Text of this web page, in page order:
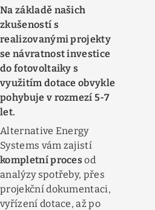
Na základě našich
zkušeností s
realizovanými projekty
se návratnost investice
do fotovoltaiky s
využitím dotace obvykle
pohybuje v rozmezí 5-7
let.
Alternative Energy
Systems vám zajistí
kompletní proces od
analýzy spotřeby, přes
projekční dokumentaci,
vyřízení dotace, až po